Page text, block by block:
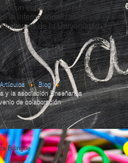
un impacto muy positivo
la internacionalización y en
de la Universidad
Artículos
Blog
y la asociación Enseñanza
de colaboración
Volver arriba
Bilingüe